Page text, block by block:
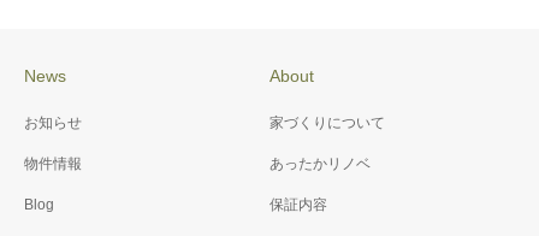
工事
バリアフリー工事
News
お知らせ
物件情報
Blog
About
家づくりについて
あったかリノベ
保証内容